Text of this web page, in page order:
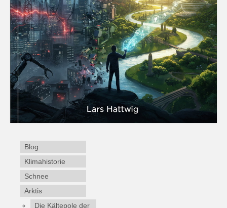
Blog
Klimahistorie
Schnee
Arktis
Die Kältepole der